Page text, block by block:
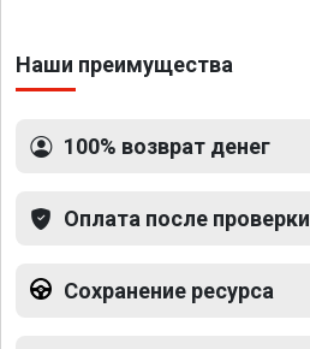
Наши преимущества
100% возврат денег
Оплата после проверки
Сохранение ресурса